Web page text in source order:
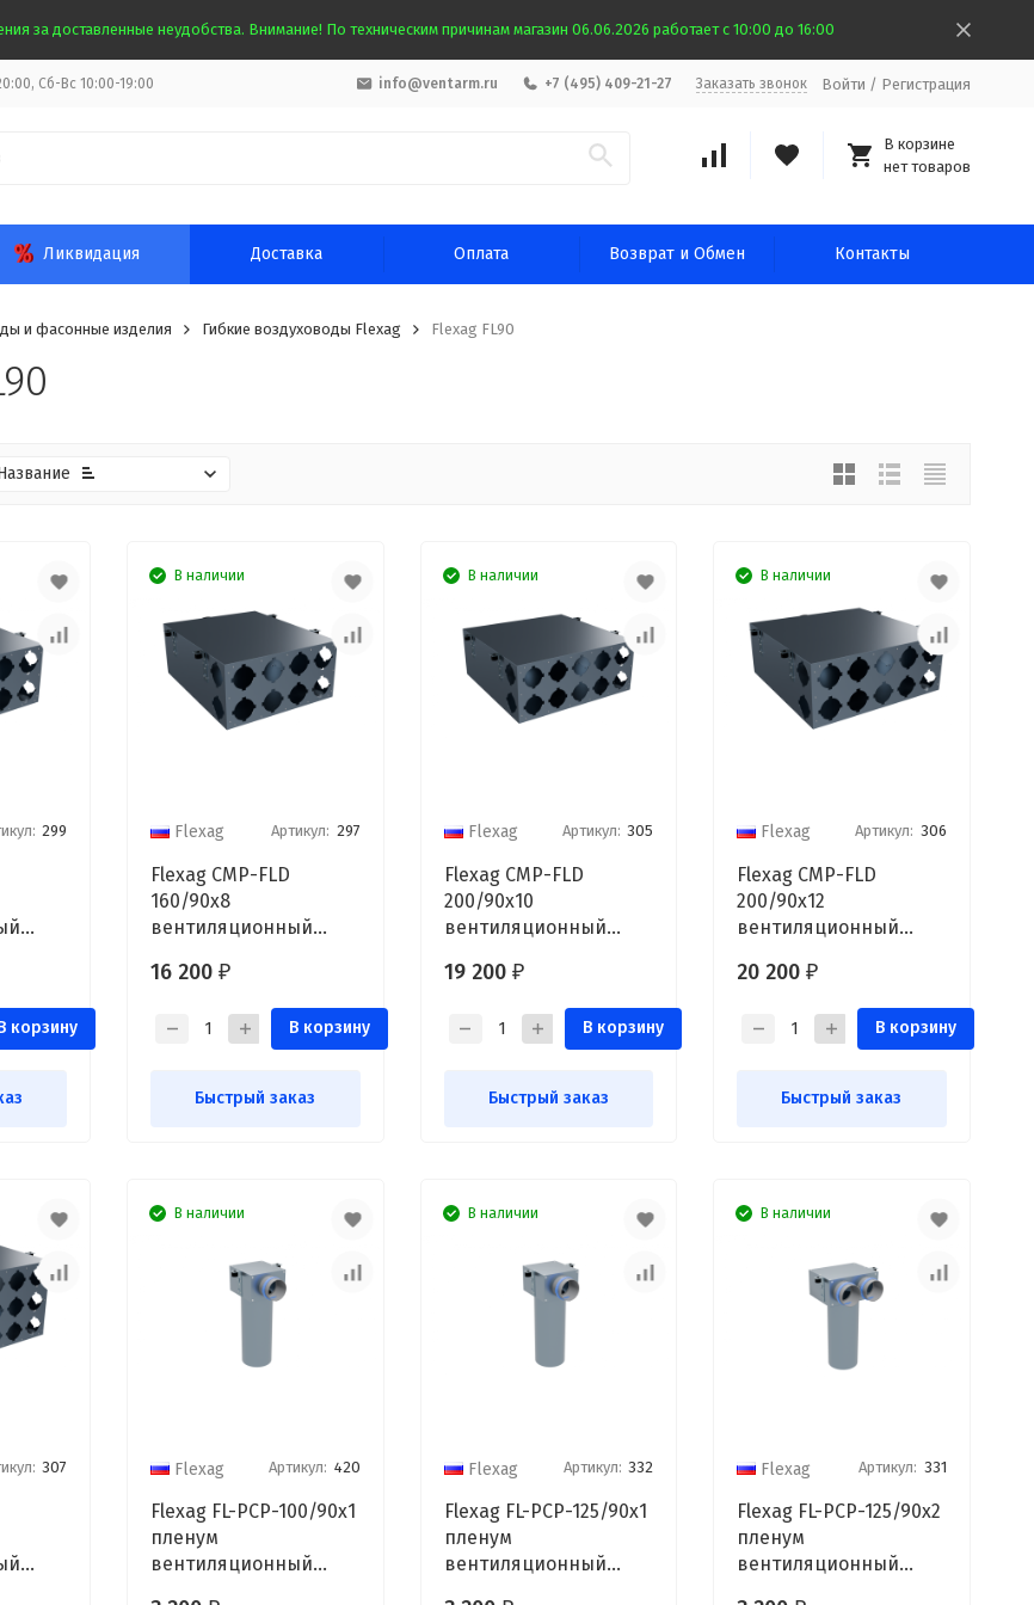
за доставленные неудобства. Внимание! По техническим причинам магазин 06.06.2026 работает с 10:00 до 16:00
Сб-Вс 10:00-19:00 info@ventarm.ru +7 (495) 409-21-27 Заказать звонок Войти / Регистрация
В корзине
нет товаров
Ликвидация Доставка Оплата Возврат и Обмен Контакты
и фасонные изделия Гибкие воздуховоды Flexag Flexag FL90
299
корзину
В наличии
Flexag Артикул: 297
Flexag CMP-FLD
160/90x8
вентиляционный
8/12 выходов FLD
16 200 ₽
В корзину
Быстрый заказ
В наличии
Flexag Артикул: 305
Flexag CMP-FLD
200/90x10
вентиляционный
10/14 выходов FLD
19 200 ₽
В корзину
Быстрый заказ
В наличии
Flexag Артикул: 306
Flexag CMP-FLD
200/90x12
вентиляционный
12/16 выходов FLD
20 200 ₽
В корзину
Быстрый заказ
307
В наличии
Flexag Артикул: 420
Flexag FL-PCP-100/90x1
пленум
вентиляционный
В наличии
Flexag Артикул: 332
Flexag FL-PCP-125/90x1
пленум
вентиляционный
В наличии
Flexag Артикул: 331
Flexag FL-PCP-125/90x2
пленум
вентиляционный